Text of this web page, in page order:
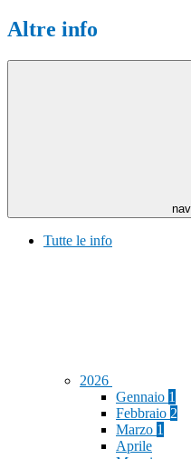
Altre info
Tutte le info
2026
Gennaio 1
Febbraio 2
Marzo 1
Aprile